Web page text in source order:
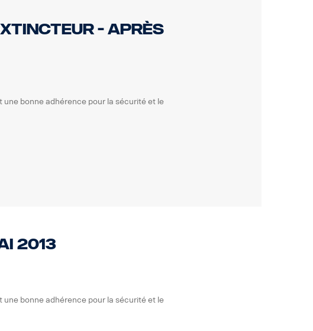
- après
bonne adhérence pour la sécurité et le
2013
bonne adhérence pour la sécurité et le